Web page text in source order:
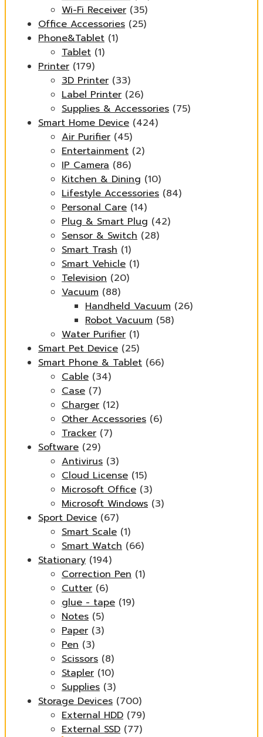
Wi-Fi Receiver (35)
Office Accessories (25)
Phone&Tablet (1)
Tablet (1)
Printer (179)
3D Printer (33)
Label Printer (26)
Supplies & Accessories (75)
Smart Home Device (424)
Air Purifier (45)
Entertainment (2)
IP Camera (86)
Kitchen & Dining (10)
Lifestyle Accessories (84)
Personal Care (14)
Plug & Smart Plug (42)
Sensor & Switch (28)
Smart Trash (1)
Smart Vehicle (1)
Television (20)
Vacuum (88)
Handheld Vacuum (26)
Robot Vacuum (58)
Water Purifier (1)
Smart Pet Device (25)
Smart Phone & Tablet (66)
Cable (34)
Case (7)
Charger (12)
Other Accessories (6)
Tracker (7)
Software (29)
Antivirus (3)
Cloud License (15)
Microsoft Office (3)
Microsoft Windows (3)
Sport Device (67)
Smart Scale (1)
Smart Watch (66)
Stationary (194)
Correction Pen (1)
Cutter (6)
glue - tape (19)
Notes (5)
Paper (3)
Pen (3)
Scissors (8)
Stapler (10)
Supplies (3)
Storage Devices (700)
External HDD (79)
External SSD (77)